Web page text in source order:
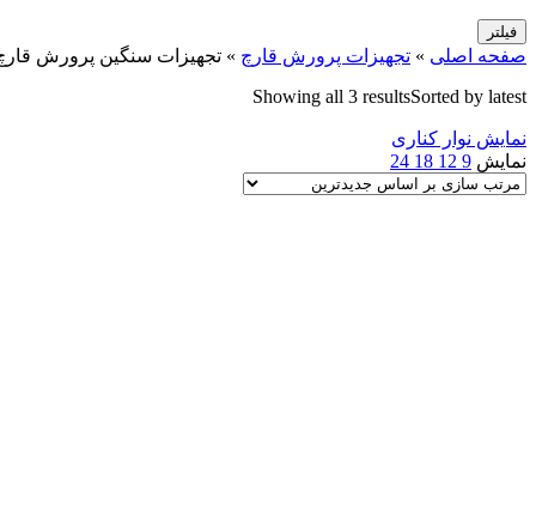
فیلتر
صفحه اصلی » تجهیزات پرورش قارچ » تجهیزات سنگین پرورش
Showing all 3 resultsSorted by latest
نمایش نوار کناری
نمایش 9
12
18
24